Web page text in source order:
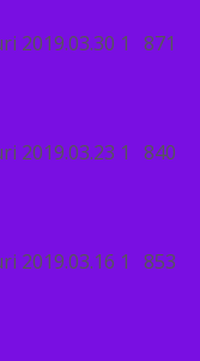
2019.03.30 1 871
2019.03.23 1 840
2019.03.16 1 853